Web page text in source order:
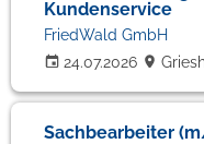
Kundenservice
24.07.2026
FriedWald GmbH
Sachbearbeiter